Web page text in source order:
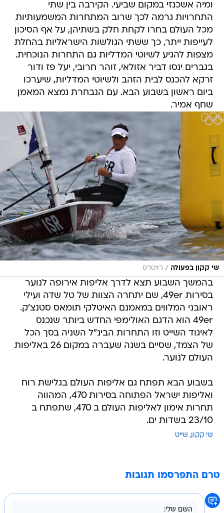
ומיה אשכנזי במקום שביעי. הקירבה בין שתי
התחרויות גרמה לכך שרוב המתחרות המשמעותיות
מכל העולם בחרו לקחת חלק בשתיהן, על אף הסיכון
לעייפות ייתר, כך ששתי הגולשות הישראליות בהחלת
מצפות להגיע לשיוטי המדליות גם התחרות הנוכחית.
בגברים ינסו דביר אזולאי, זוהר חרובי, יעל פז ודור
זרקא להכנס לבית הזהב ולשיוטי המדליות, שיערכו
ביום ראשון בשבוע הבא. עם הנבחרת נמצא המאמן
שחף אמיר.
שי קקון בפעולה / רויטרס
בהמשך השבוע תצא לדרך אליפות אירופה לנוער
בסירות 49er, שם יתחרה הצוות של טל שדה ועילי
ראובני המלווים במאמנם האיטלקי תומאס סטנצ'ק.
49er הוא הדגם האולימפי החדש ביותר שנכנס
לאיגוד השייט וזו התחרות הבינ"ל השניה בסך הכל
של הצמד, שסיים בשנה שעברה במקום 26 באליפות
העולם לנוער.
בשבוע הבא תפתח גם אליפות העולם בגלישת רוח
ואליפות ישראל הפתוחה בסירות 470, המהווה
תחרות אימון לאליפות העולם ב 470, שתפתח ב
23/10 בשדות ים.
שי קקון שייט
טרם התפרסמו תגובות